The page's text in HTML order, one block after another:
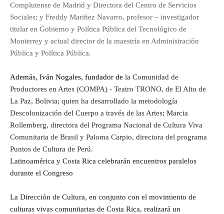
Complutense de Madrid y Directora del Centro de Servicios
Sociales; y Freddy Mariñez Navarro, profesor – investigador
titular en Gobierno y Política Pública del Tecnológico de
Monterrey y actual director de la maestría en Administración
Pública y Política Pública.
Además, Iván Nogales, fundador de la Comunidad de
Productores en Artes (COMPA) - Teatro TRONO, de El Alto de
La Paz, Bolivia; quien ha desarrollado la metodología
Descolonización del Cuerpo a través de las Artes; Marcia
Rollemberg, directora del Programa Nacional de Cultura Viva
Comunitaria de Brasil y Paloma Carpio, directora del programa
Puntos de Cultura de Perú.
Latinoamérica y Costa Rica celebrarán encuentros paralelos
durante el Congreso
La Dirección de Cultura, en conjunto con el movimiento de
culturas vivas comunitarias de Costa Rica, realizará un